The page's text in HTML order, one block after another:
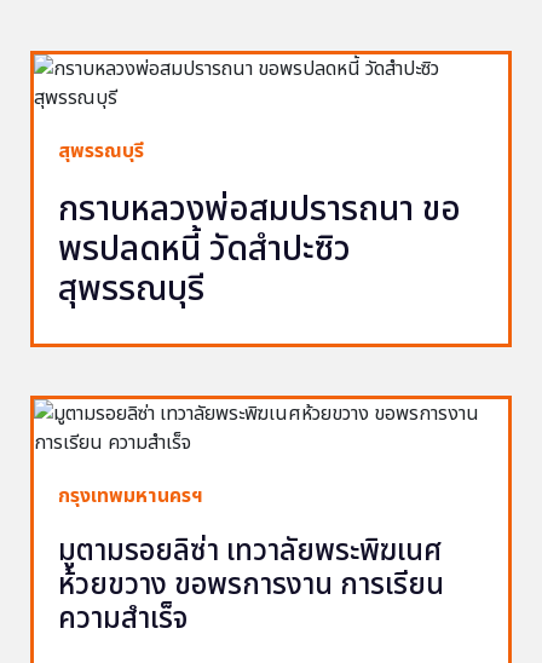
สุพรรณบุรี
กราบหลวงพ่อสมปรารถนา ขอ
พรปลดหนี้ วัดสำปะซิว
สุพรรณบุรี
กรุงเทพมหานครฯ
มูตามรอยลิซ่า เทวาลัยพระพิฆเนศ
ห้วยขวาง ขอพรการงาน การเรียน
ความสำเร็จ